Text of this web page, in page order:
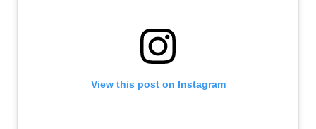
View this post on Instagram